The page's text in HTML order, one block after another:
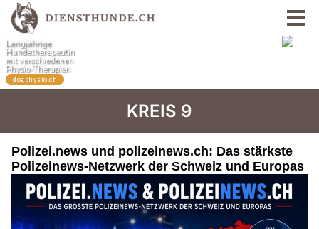
KREIS 9
Polizei.news und polizeinews.ch: Das stärkste
Polizeinews-Netzwerk der Schweiz und Europas